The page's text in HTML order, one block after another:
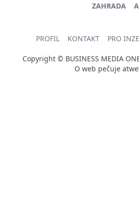
ZAHRADA
PROFIL KONTAKT PRO
Copyright © BUSINESS MEDIA